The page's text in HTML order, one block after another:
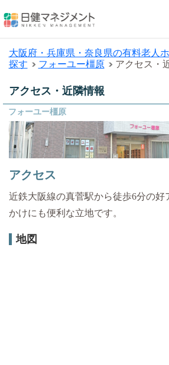
大阪府・兵庫県・奈良県の有料老人
探す
フォーユー橿原 アクセス・
フォーユー橿原
アクセス・近隣情報
アクセス
近鉄大阪線の真菅駅から徒歩6分の好
かけにも便利な立地です。
地図